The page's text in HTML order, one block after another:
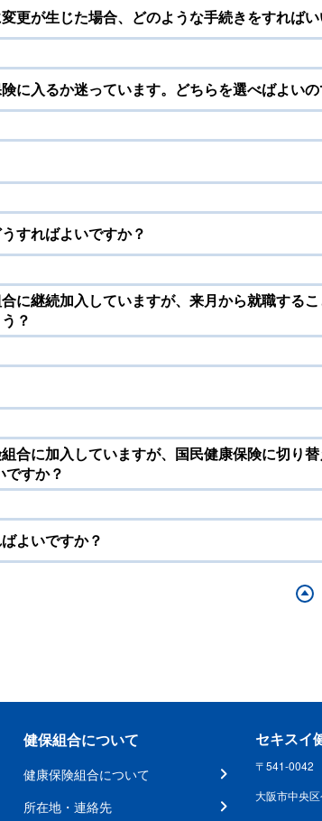
更が生じた場合、どのような手続きをすればい
に入るか迷っています。どちらを選べばよいの
すればよいですか？
に継続加入していますが、来月から就職する
？
合に加入していますが、国民健康保険に切り
すか？
よいですか？
健保組合について
健康保険組合について
所在地・連絡先
セキスイ
〒541-0042
大阪市中央